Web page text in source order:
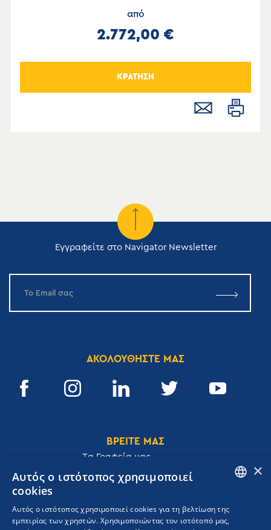
από
2.772,00 €
ΚΡΑΤΗΣΗ
Εγγραφείτε στο Navigator Newsletter
ΑΚΟΛΟΥΘΗΣΤΕ ΜΑΣ
ΒΡΕΙΤΕ ΜΑΣ
Tα Γραφεία μας
Ακαδημίας 32, 106 72, Αθήνα, Ελλάδα
T. +30 210 3609801 GREEK
×
Αυτός ο ιστότοπος χρησιμοποιεί
cookies
Αυτός ο ιστότοπος χρησιμοποιεί cookies για τη βελτίωση της
εμπειρίας των χρηστών. Χρησιμοποιώντας τον ιστότοπό μας,